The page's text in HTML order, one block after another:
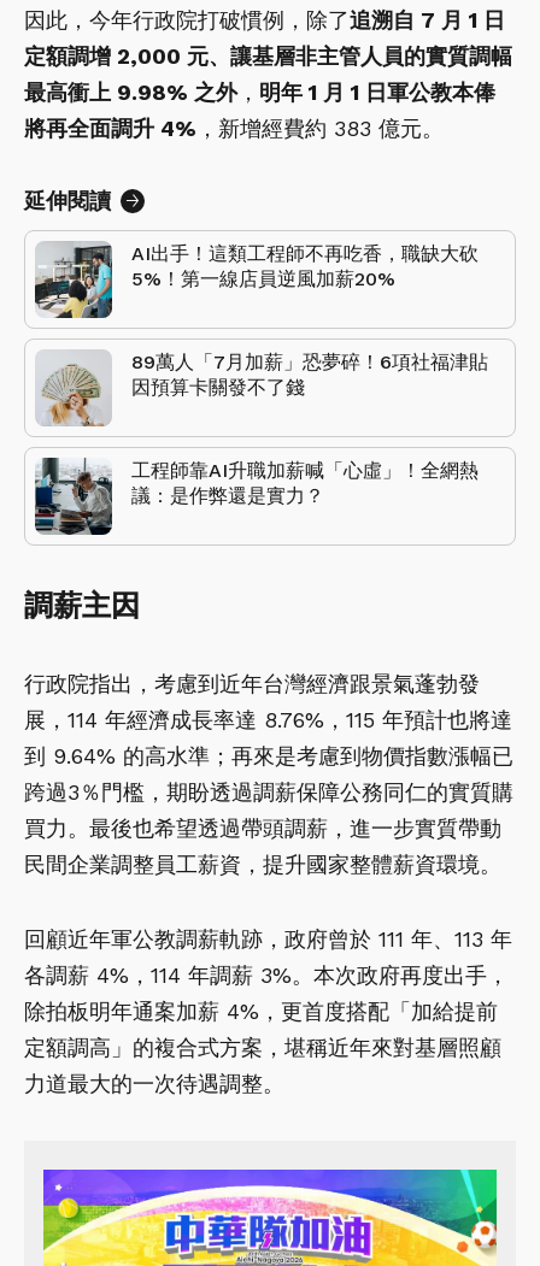
因此，今年行政院打破慣例，除了追溯自 7 月 1 日
定額調增 2,000 元、讓基層非主管人員的實質調幅
最高衝上 9.98% 之外， 明年 1 月 1 日軍公教本俸
將再全面調升 4% ，新增經費約 383 億元。
延伸閱讀
AI出手！這類工程師不再吃香，職缺大砍
5%！第一線店員逆風加薪20%
89萬人「7月加薪」恐夢碎！6項社福津貼
因預算卡關發不了錢
工程師靠AI升職加薪喊「心虛」！全網熱
議：是作弊還是實力？
調薪主因
行政院指出，考慮到近年台灣經濟跟景氣蓬勃發
展，114 年經濟成長率達 8.76%，115 年預計也將達
到 9.64% 的高水準；再來是考慮到物價指數漲幅已
跨過3％門檻，期盼透過調薪保障公務同仁的實質購
買力。最後也希望透過帶頭調薪，進一步實質帶動
民間企業調整員工薪資，提升國家整體薪資環境。
回顧近年軍公教調薪軌跡，政府曾於 111 年、113 年
各調薪 4%，114 年調薪 3%。本次政府再度出手，
除拍板明年通案加薪 4%，更首度搭配「加給提前
定額調高」的複合式方案，堪稱近年來對基層照顧
力道最大的一次待遇調整。